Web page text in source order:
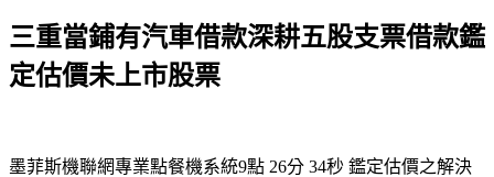
三重當鋪有汽車借款深耕五股支票借款鑑
定估價未上市股票
墨菲斯機聯網專業點餐機系統9點 26分 34秒 鑑定估價之解決